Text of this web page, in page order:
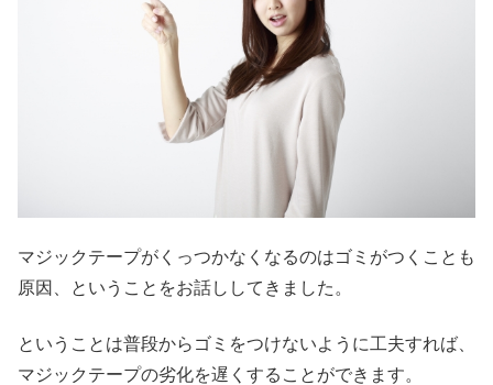
マジックテープがくっつかなくなるのはゴミがつくことも
原因、ということをお話ししてきました。
ということは普段からゴミをつけないように工夫すれば、
マジックテープの劣化を遅くすることができます。